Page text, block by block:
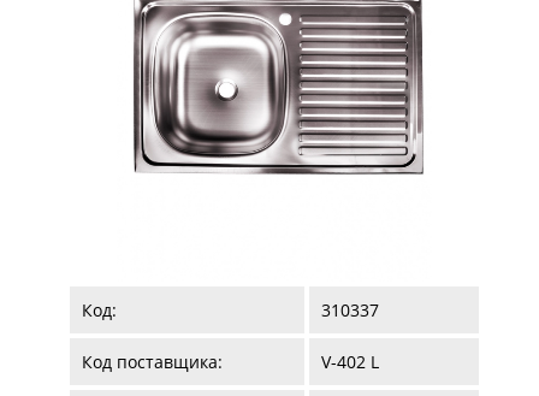
Код: 310337
Код поставщика: V-402 L